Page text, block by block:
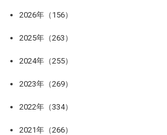
2026年（156）
2025年（263）
2024年（255）
2023年（269）
2022年（334）
2021年（266）